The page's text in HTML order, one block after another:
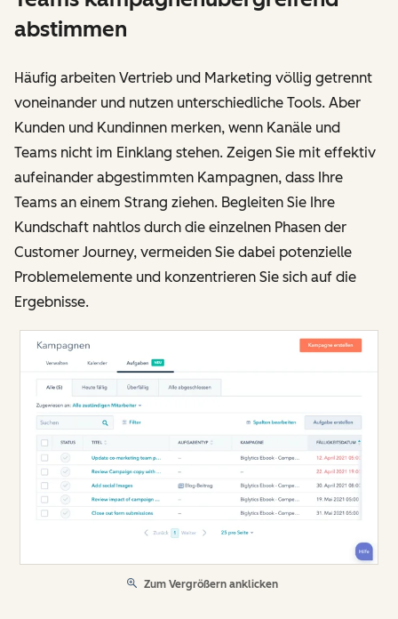
abstimmen
Häufig arbeiten Vertrieb und Marketing völlig getrennt
voneinander und nutzen unterschiedliche Tools. Aber
Kunden und Kundinnen merken, wenn Kanäle und
Teams nicht im Einklang stehen. Zeigen Sie mit effektiv
aufeinander abgestimmten Kampagnen, dass Ihre
Teams an einem Strang ziehen. Begleiten Sie Ihre
Kundschaft nahtlos durch die einzelnen Phasen der
Customer Journey, vermeiden Sie dabei potenzielle
Problemelemente und konzentrieren Sie sich auf die
Ergebnisse.
Zum Vergrößern anklicken